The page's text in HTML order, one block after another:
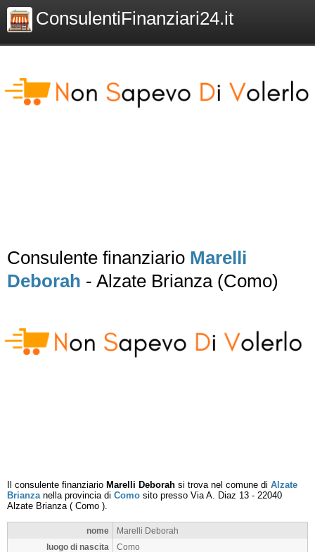
ConsulentiFinanziari24.it
Consulente finanziario Marelli
Deborah - Alzate Brianza (Como)
Il consulente finanziario Marelli Deborah si trova nel comune di Alzate
Brianzanella provincia di Como sito presso Via A. Diaz 13 - 22040
Alzate Brianza( Como ).
nome
Marelli Deborah
luogo di nascita
Como